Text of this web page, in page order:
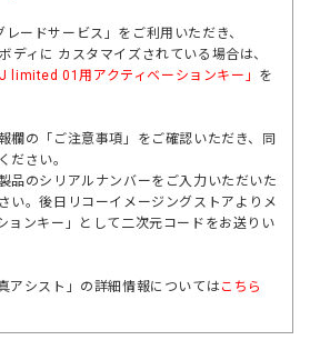
ードサービス」をご利用いただき、
ディに カスタマイズされている場合は、
limited 01用アクティベーションキー」 を
欄の「ご注意事項」をご確認いただき、同
ださい。
品のシリアルナンバーをご入力いただいた
い。後日リコーイメージングストアよりメ
ョンキー」として二次元コードをお送りい
アシスト」の詳細情報についてはこちら